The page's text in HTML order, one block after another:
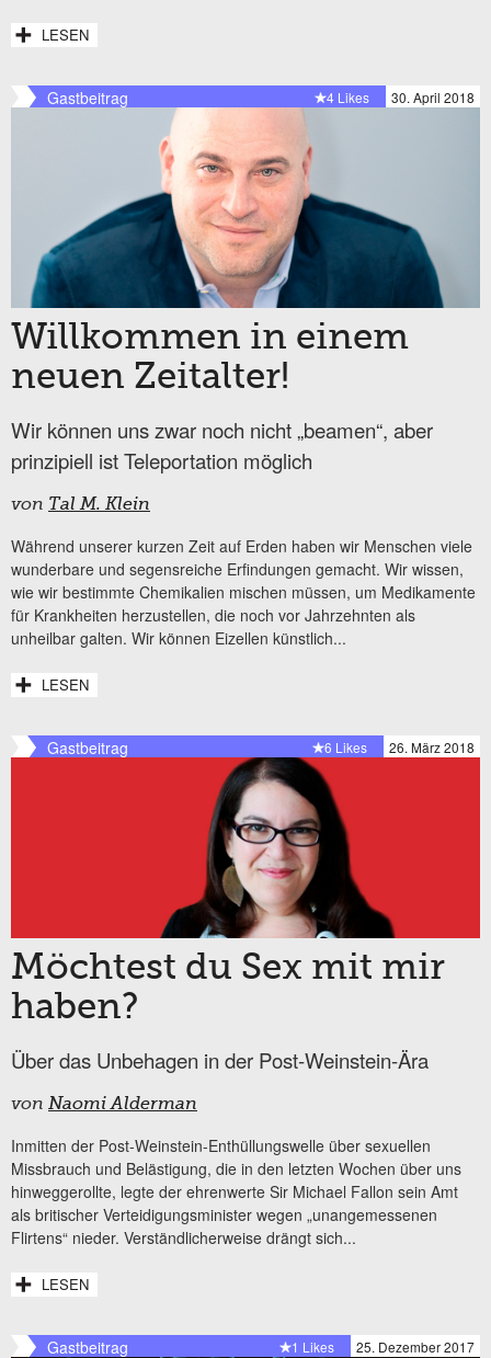
LESEN
Gastbeitrag 30. April 2018
4 Likes
Willkommen in einem
neuen Zeitalter!
Wir können uns zwar noch nicht „beamen“, aber
prinzipiell ist Teleportation möglich
von Tal M. Klein
Während unserer kurzen Zeit auf Erden haben wir Menschen viele
wunderbare und segensreiche Erfindungen gemacht. Wir wissen,
wie wir bestimmte Chemikalien mischen müssen, um Medikamente
für Krankheiten herzustellen, die noch vor Jahrzehnten als
unheilbar galten. Wir können Eizellen künstlich...
LESEN
Gastbeitrag 26. März 2018
6 Likes
Möchtest du Sex mit mir
haben?
Über das Unbehagen in der Post-Weinstein-Ära
von Naomi Alderman
Inmitten der Post-Weinstein-Enthüllungswelle über sexuellen
Missbrauch und Belästigung, die in den letzten Wochen über uns
hinweggerollte, legte der ehrenwerte Sir Michael Fallon sein Amt
als britischer Verteidigungsminister wegen „unangemessenen
Flirtens“ nieder. Verständlicherweise drängt sich...
LESEN
Gastbeitrag 25. Dezember 2017
1 Likes